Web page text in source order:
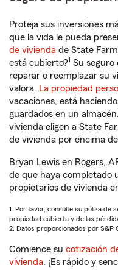
Proteja sus inversiones
que la vida le pueda
de vivienda de State
está cubierto?1 Su seguro
reparar o reemplazar su
valora. La propiedad
vacaciones, está
guardados en un
vivienda eligen a State
de vivienda por encima
Bryan Lewis en Rogers,
de que haya completado
propietarios de vivienda
1. Por favor, consulte su póliza de
propiedad cubierta y de las
2. Datos proporcionados por S&P
Comience su cotización
vivienda. ¡Es rápido y